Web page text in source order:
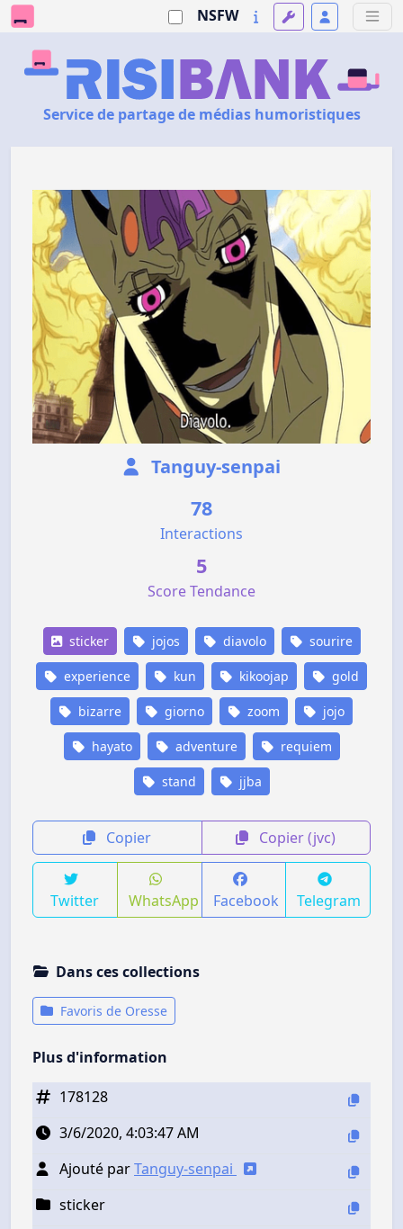
NSFW
Service de partage de médias humoristiques
Tanguy-senpai
78
Interactions
5
Score Tendance
sticker jojos diavolo sourire
experience kun kikoojap gold
bizarre giorno zoom jojo
hayato adventure requiem
stand jjba
Copier Copier (jvc)
Twitter WhatsApp Facebook Telegram
Dans ces collections
Favoris de Oresse
Plus d'information
178128
3/6/2020, 4:03:47 AM
Ajouté parTanguy-senpai
sticker